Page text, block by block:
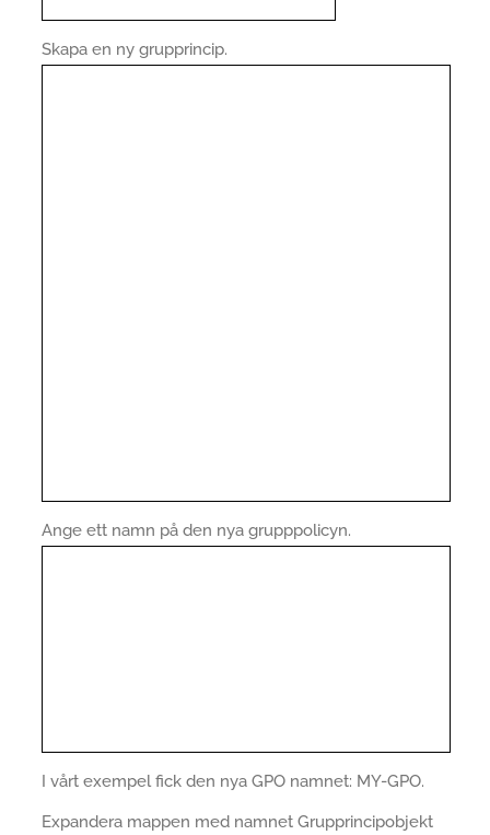
Skapa en ny grupprincip.
Ange ett namn på den nya grupppolicyn.
I vårt exempel fick den nya GPO namnet: MY-GPO.
Expandera mappen med namnet Grupprincipobjekt